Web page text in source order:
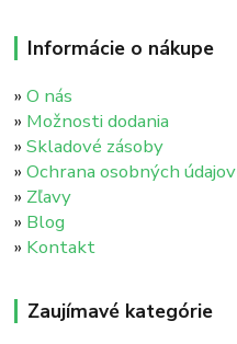
Informácie o nákupe
»O nás
» Možnosti dodania
»Skladové zásoby
»Ochrana osobných údajov
» Zľavy
» Blog
» Kontakt
Zaujímavé kategórie